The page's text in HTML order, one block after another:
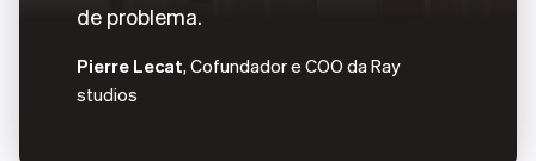
de problema.
Pierre Lecat, Cofundador e COO da Ray
studios